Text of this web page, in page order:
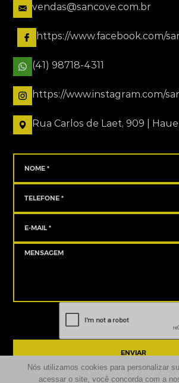
ENVIAR
vendas@sancove.com.br
https://www.facebook.com/
(41) 98718-4311
https://www.instagram.com/
Rua Carlos de Laet, 909 |
Nós utilizamos cookies para personalizar
acessar o site, você concorda com a